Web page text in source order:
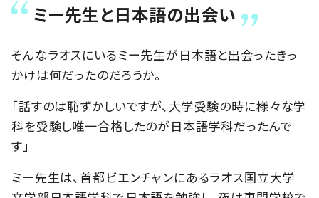
ミー先生と日本語の出会い
そんなラオスにいるミー先生が日本語と出会ったきっ
かけは何だったのだろうか。
「話すのは恥ずかしいですが、大学受験の時に様々な学
科を受験し唯一合格したのが日本語学科だったんで
す」
ミー先生は、首都ビエンチャンにあるラオス国立大学